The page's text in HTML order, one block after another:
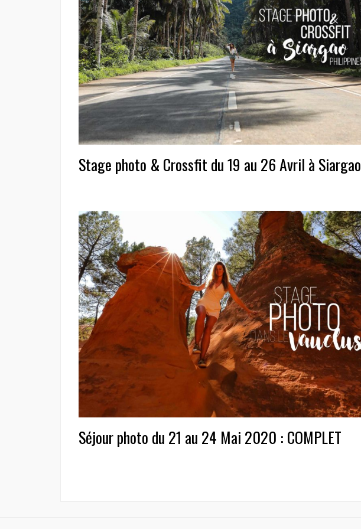
Stage photo & Crossfit du 19 au 26 Avril à Siargao
Séjour photo du 21 au 24 Mai 2020 : COMPLET